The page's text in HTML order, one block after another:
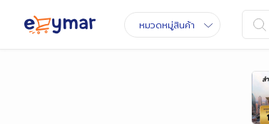
หมวดหมู่สินค้า